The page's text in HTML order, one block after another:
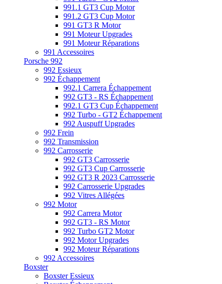
991.1 GT3 Cup Motor
991.2 GT3 Cup Motor
991 GT3 R Motor
991 Moteur Upgrades
991 Moteur Réparations
991 Accessoires
Porsche 992
992 Essieux
992 Échappement
992.1 Carrera Échappement
992 GT3 - RS Échappement
992.1 GT3 Cup Échappement
992 Turbo - GT2 Échappement
992 Auspuff Upgrades
992 Frein
992 Transmission
992 Carrosserie
992 GT3 Carrosserie
992 GT3 Cup Carrosserie
992 GT3 R 2023 Carrosserie
992 Carrosserie Upgrades
992 Vitres Allégées
992 Motor
992 Carrera Motor
992 GT3 - RS Motor
992 Turbo GT2 Motor
992 Motor Upgrades
992 Moteur Réparations
992 Accessoires
Boxster
Boxster Essieux